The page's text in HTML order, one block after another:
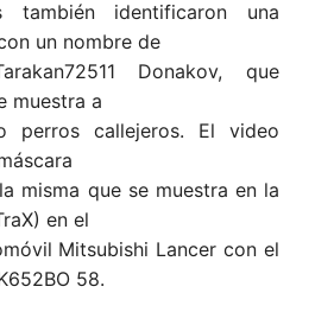
también identificaron una
un nombre de
Donakov, que
muestra a
perros callejeros. El video
misma que se muestra en la
en el
Mitsubishi Lancer con el
58.